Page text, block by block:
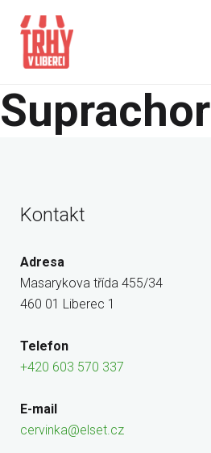
Suprachor
Kontakt
Adresa
Masarykova třída 455/34
460 01 Liberec 1
Telefon
+420 603 570 337
E-mail
cervinka@elset.cz